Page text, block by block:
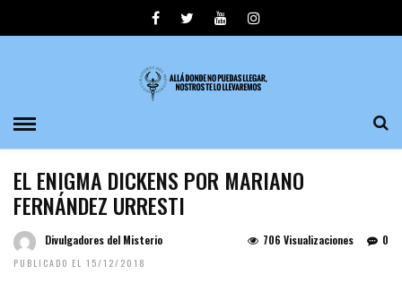
EL ENIGMA DICKENS POR MARIANO
FERNÁNDEZ URRESTI
Divulgadores del Misterio
PUBLICADO EL 15/12/2018
0
706 Visualizaciones